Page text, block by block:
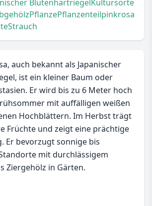
BlütenhartriegelKultursorte
PflanzePflanzenteilpinkrosa
Strauch
auch bekannt als Japanischer
ist ein kleiner Baum oder
Er wird bis zu 6 Meter hoch
mit auffälligen weißen
Hochblättern. Im Herbst trägt
Früchte und zeigt eine prächtige
Er bevorzugt sonnige bis
mit durchlässigem
Ziergehölz in Gärten.